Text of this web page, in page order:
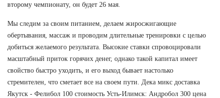
второму чемпионату, он будет 26 мая.
Мы следим за своим питанием, делаем жиросжигающие
обертывания, массаж и проводим длительные тренировки с целью
добиться желаемого результата. Высокие ставки спровоцировали
масштабный приток горячих денег, однако такой капитал имеет
свойство быстро уходить, и его выход бывает настолько
стремителен, что сметает все на своем пути. Дека микс доставка
Якутск - Фелибол 100 стоимость Усть-Илимск: Андробол 300 цена